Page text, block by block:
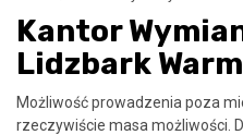
Kantor
Lidzbark
Możliwość prowadzenia poza
rzeczywiście masa możliwości.